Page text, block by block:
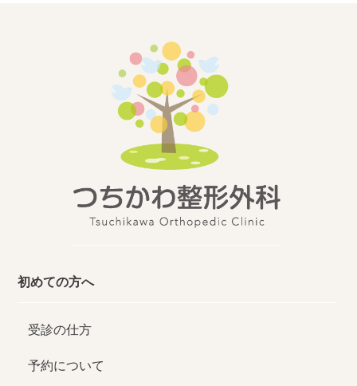
初めての方へ
受診の仕方
予約について